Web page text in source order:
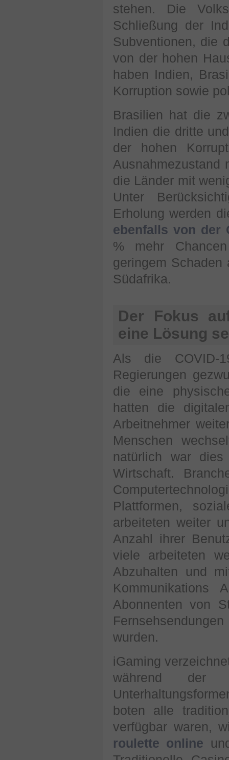
stehen. Die
Schließung der
Subventionen, die
von der hohen
haben Indien,
Korruption sowie
Brasilien hat die
Indien die dritte
der hohen
Ausnahmezustand
die Länder mit
Unter
Erholung werden
ebenfalls von der
% mehr
geringem
Südafrika.
Der Fokus
eine Lösung
Als die COVID-
Regierungen
die eine
hatten die
Arbeitnehmer
Menschen
natürlich war
Wirtschaft.
Plattformen,
arbeiteten weiter
Anzahl ihrer
viele arbeiteten
Abzuhalten und
Kommunikations
Abonnenten von
wurden.
iGaming
während der
boten alle
verfügbar waren,
roulette online